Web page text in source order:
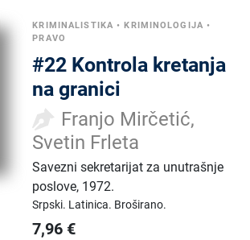
KRIMINALISTIKA •KRIMINOLOGIJA •
PRAVO
#22 Kontrola kretanja
na granici
Franjo Mirčetić,
Svetin Frleta
Savezni sekretarijat za unutrašnje
poslove, 1972.
Srpski. Latinica. Broširano.
7,96 €